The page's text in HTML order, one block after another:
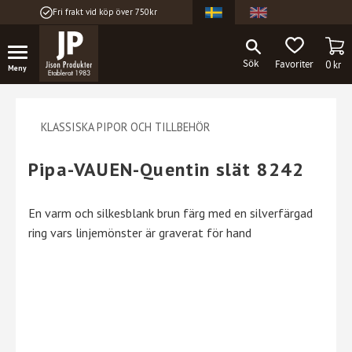
Fri frakt vid köp över 750kr
FAVORITER0kr
KLASSISKA PIPOR OCH TILLBEHÖR
Pipa-VAUEN-Quentin slät 8242
En varm och silkesblank brun färg med en silverfärgad
ring vars linjemönster är graverat för hand